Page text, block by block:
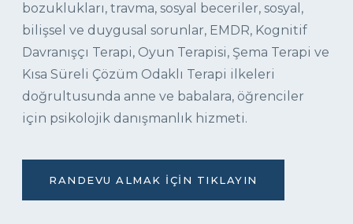
bozuklukları, travma, sosyal beceriler, sosyal,
bilişsel ve duygusal sorunlar, EMDR, Kognitif
Davranışçı Terapi, Oyun Terapisi, Şema Terapi ve
Kısa Süreli Çözüm Odaklı Terapi ilkeleri
doğrultusunda anne ve babalara, öğrenciler
için psikolojik danışmanlık hizmeti.
RANDEVU ALMAK İÇIN TIKLAYIN